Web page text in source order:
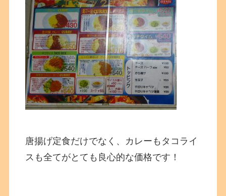
唐揚げ定食だけでなく、カレーもタコライ
スも全てがとても良心的な価格です！